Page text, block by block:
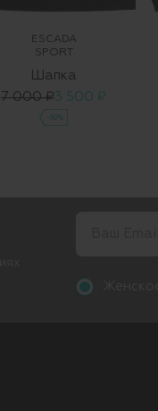
ESCADA
SPORT
Шапка
7 000 ₽3 500 ₽
-50%